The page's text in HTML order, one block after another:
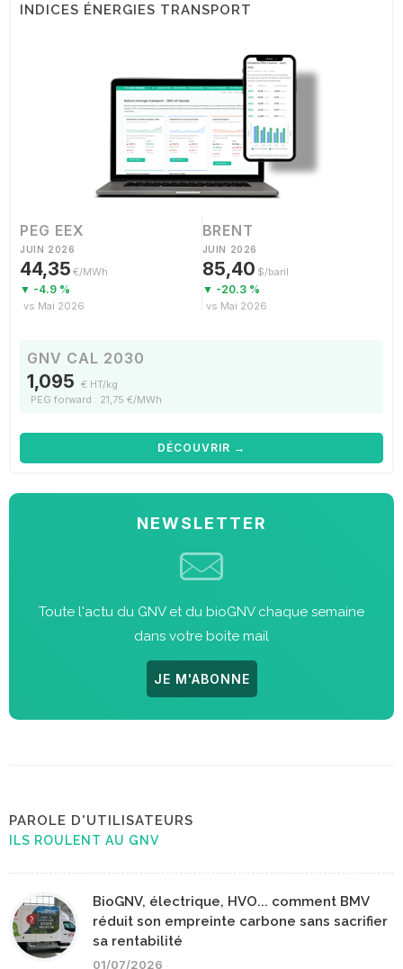
INDICES ÉNERGIES TRANSPORT
PEG EEX
JUIN 2026
44,35 €/MWh
▼ -4.9 %
vs Mai 2026
BRENT
JUIN 2026
85,40 $/baril
▼ -20.3 %
vs Mai 2026
GNV CAL 2030
1,095 € HT/kg
PEG forward : 21,75 €/MWh
DÉCOUVRIR →
NEWSLETTER
Toute l'actu du GNV et du bioGNV chaque semaine
dans votre boite mail
JE M'ABONNE
PAROLE D'UTILISATEURS
ILS ROULENT AU GNV
BioGNV, électrique, HVO... comment BMV
réduit son empreinte carbone sans sacrifier
sa rentabilité
01/07/2026